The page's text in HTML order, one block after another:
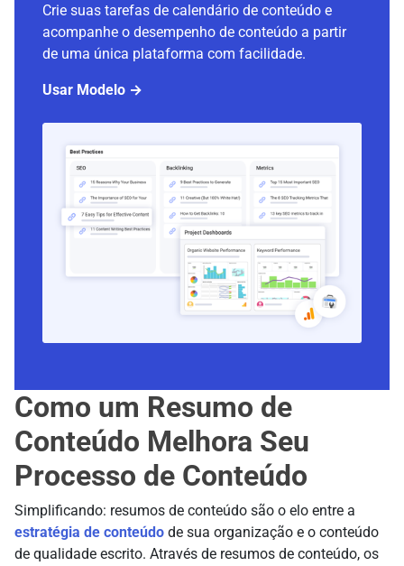
Crie suas tarefas de calendário de conteúdo e
acompanhe o desempenho de conteúdo a partir
de uma única plataforma com facilidade.
Usar Modelo →
Como um Resumo de
Conteúdo Melhora Seu
Processo de Conteúdo
Simplificando: resumos de conteúdo são o elo entre a
estratégia de conteúdo de sua organização e o conteúdo
de qualidade escrito. Através de resumos de conteúdo, os